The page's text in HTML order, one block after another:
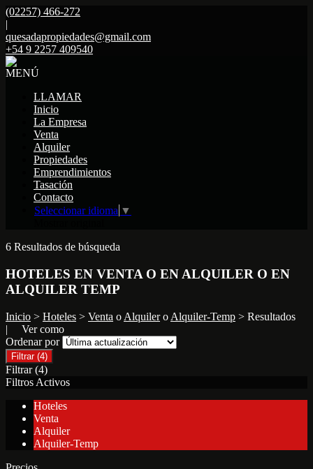
(02257) 466-272
|
quesadapropiedades@gmail.com
+54 9 2257 409540
MENÚ
LLAMAR
Inicio
La Empresa
Venta
Alquiler
Propiedades
Emprendimientos
Tasación
Contacto
Seleccionar idioma ▼
6 Resultados de búsqueda
HOTELES EN VENTA O EN ALQUILER O EN
ALQUILER TEMP
Inicio > Hoteles > Venta o Alquilero Alquiler-Temp > Resultados
| Ver como
Ordenar por
Filtrar (4)
Filtrar (4)
Filtros Activos
Hoteles
Venta
Alquiler
Alquiler-Temp